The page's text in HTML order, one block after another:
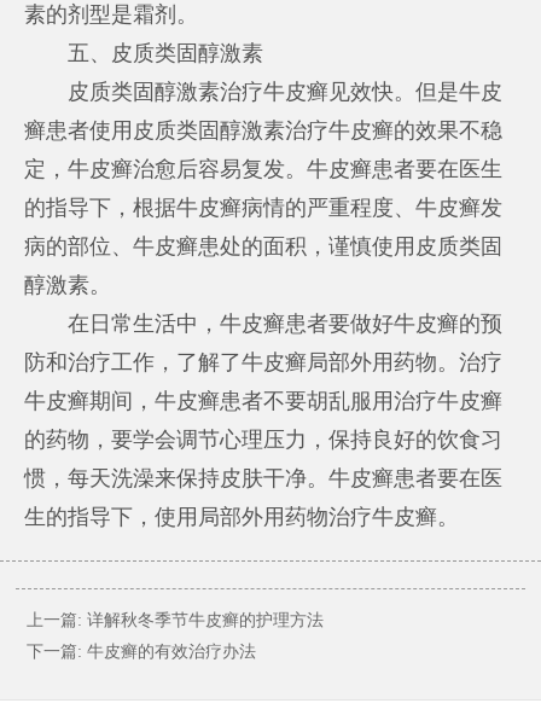
素的剂型是霜剂。
五、皮质类固醇激素
皮质类固醇激素治疗牛皮癣见效快。但是牛皮
癣患者使用皮质类固醇激素治疗牛皮癣的效果不稳
定，牛皮癣治愈后容易复发。牛皮癣患者要在医生
的指导下，根据牛皮癣病情的严重程度、牛皮癣发
病的部位、牛皮癣患处的面积，谨慎使用皮质类固
醇激素。
在日常生活中，牛皮癣患者要做好牛皮癣的预
防和治疗工作，了解了牛皮癣局部外用药物。治疗
牛皮癣期间，牛皮癣患者不要胡乱服用治疗牛皮癣
的药物，要学会调节心理压力，保持良好的饮食习
惯，每天洗澡来保持皮肤干净。牛皮癣患者要在医
生的指导下，使用局部外用药物治疗牛皮癣。
上一篇: 详解秋冬季节牛皮癣的护理方法
下一篇: 牛皮癣的有效治疗办法